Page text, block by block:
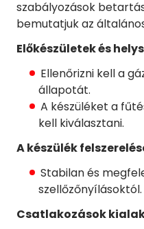
szabályozások
bemutatjuk az
Előkészületek és
Ellenőrizni kell a
állapotát.
A készüléket a
kell kiválasztani.
A készülék
Stabilan és
szellőzőnyílásoktól.
Csatlakozások